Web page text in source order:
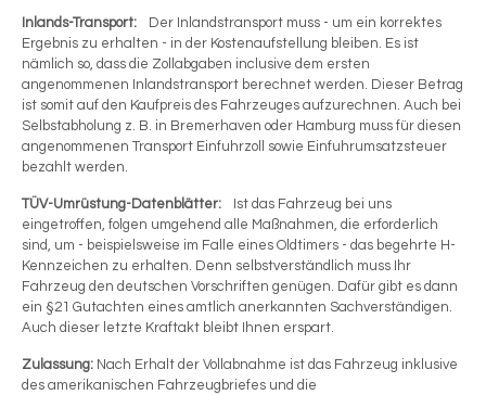
Inlands-Transport: Der Inlandstransport muss - um ein korrektes
Ergebnis zu erhalten - in der Kostenaufstellung bleiben. Es ist
nämlich so, dass die Zollabgaben inclusive dem ersten
angenommenen Inlandstransport berechnet werden. Dieser Betrag
ist somit auf den Kaufpreis des Fahrzeuges aufzurechnen. Auch bei
Selbstabholung z. B. in Bremerhaven oder Hamburg muss für diesen
angenommenen Transport Einfuhrzoll sowie Einfuhrumsatzsteuer
bezahlt werden.
TÜV-Umrüstung-Datenblätter: Ist das Fahrzeug bei uns
eingetroffen, folgen umgehend alle Maßnahmen, die erforderlich
sind, um - beispielsweise im Falle eines Oldtimers - das begehrte H-
Kennzeichen zu erhalten. Denn selbstverständlich muss Ihr
Fahrzeug den deutschen Vorschriften genügen. Dafür gibt es dann
ein §21 Gutachten eines amtlich anerkannten Sachverständigen.
Auch dieser letzte Kraftakt bleibt Ihnen erspart.
Zulassung: Nach Erhalt der Vollabnahme ist das Fahrzeug inklusive
des amerikanischen Fahrzeugbriefes und die